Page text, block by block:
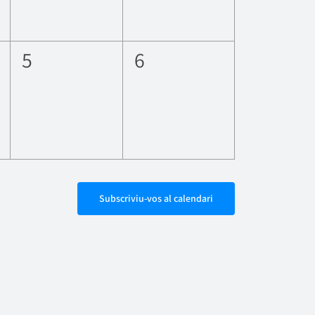
0
5
0
6
Subscriviu-vos al calendari